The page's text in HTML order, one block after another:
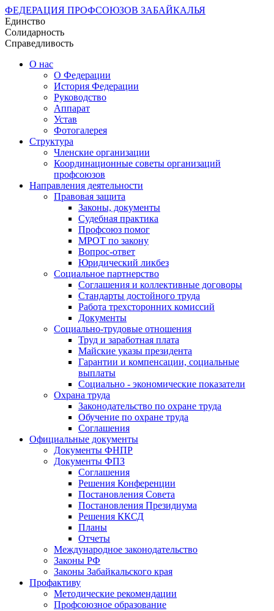
ФЕДЕРАЦИЯ ПРОФСОЮЗОВ ЗАБАЙКАЛЬЯ
Единство
Солидарность
Справедливость
О нас
О Федерации
История Федерации
Руководство
Аппарат
Устав
Фотогалерея
Структура
Членские организации
Координационные советы организаций
профсоюзов
Направления деятельности
Правовая защита
Законы, документы
Судебная практика
Профсоюз помог
МРОТ по закону
Вопрос-ответ
Юридический ликбез
Социальное партнерство
Соглашения и коллективные договоры
Стандарты достойного труда
Работа трехсторонних комиссий
Документы
Социально-трудовые отношения
Труд и заработная плата
Майские указы президента
Гарантии и компенсации, социальные
выплаты
Социально - экономические показатели
Охрана труда
Законодательство по охране труда
Обучение по охране труда
Соглашения
Официальные документы
Документы ФНПР
Документы ФПЗ
Соглашения
Решения Конференции
Постановления Совета
Постановления Президиума
Решения ККСД
Планы
Отчеты
Международное законодательство
Законы РФ
Законы Забайкальского края
Профактиву
Методические рекомендации
Профсоюзное образование